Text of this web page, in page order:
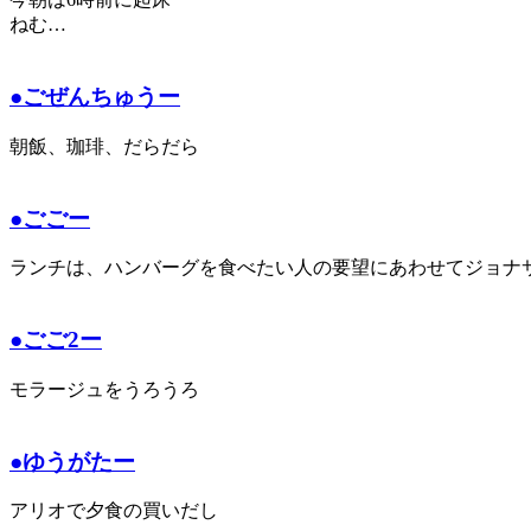
ねむ…
●ごぜんちゅうー
朝飯、珈琲、だらだら
●ごごー
ランチは、ハンバーグを食べたい人の要望にあわせてジョナ
●ごご2ー
モラージュをうろうろ
●ゆうがたー
アリオで夕食の買いだし